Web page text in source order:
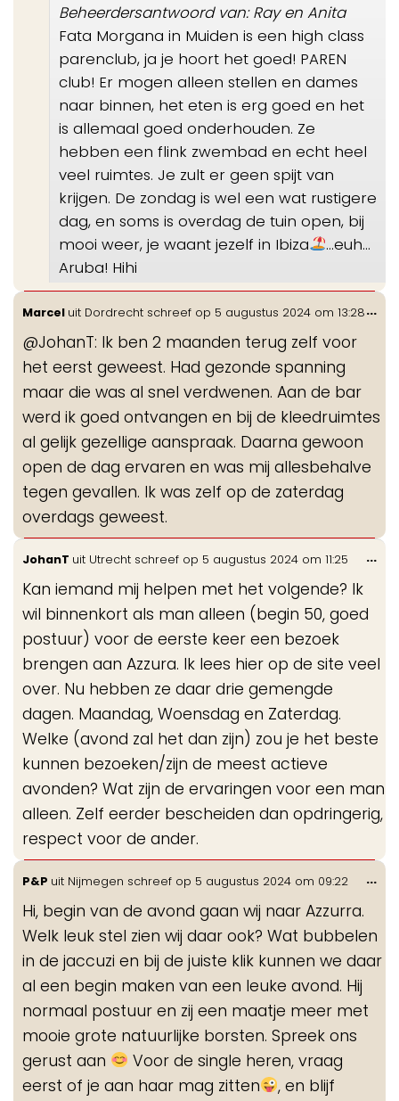
Beheerdersantwoord van: Ray en Anita
Fata Morgana in Muiden is een high class
parenclub, ja je hoort het goed! PAREN
club! Er mogen alleen stellen en dames
naar binnen, het eten is erg goed en het
is allemaal goed onderhouden. Ze
hebben een flink zwembad en echt heel
veel ruimtes. Je zult er geen spijt van
krijgen. De zondag is wel een wat rustigere
dag, en soms is overdag de tuin open, bij
mooi weer, je waant jezelf in Ibiza
…euh…
Aruba! Hihi
Marcel uit Dordrecht schreef op 5 augustus 2024 om 13:28
@JohanT: Ik ben 2 maanden terug zelf voor
het eerst geweest. Had gezonde spanning
maar die was al snel verdwenen. Aan de bar
werd ik goed ontvangen en bij de kleedruimtes
al gelijk gezellige aanspraak. Daarna gewoon
open de dag ervaren en was mij allesbehalve
tegen gevallen. Ik was zelf op de zaterdag
overdags geweest.
...
JohanT uit Utrecht schreef op 5 augustus 2024 om 11:25
Kan iemand mij helpen met het volgende? Ik
wil binnenkort als man alleen (begin 50, goed
postuur) voor de eerste keer een bezoek
brengen aan Azzura. Ik lees hier op de site veel
over. Nu hebben ze daar drie gemengde
dagen. Maandag, Woensdag en Zaterdag.
Welke (avond zal het dan zijn) zou je het beste
kunnen bezoeken/zijn de meest actieve
avonden? Wat zijn de ervaringen voor een man
alleen. Zelf eerder bescheiden dan opdringerig,
respect voor de ander.
...
P&P uit Nijmegen schreef op 5 augustus 2024 om 09:22
Hi, begin van de avond gaan wij naar Azzurra.
Welk leuk stel zien wij daar ook? Wat bubbelen
in de jaccuzi en bij de juiste klik kunnen we daar
al een begin maken van een leuke avond. Hij
normaal postuur en zij een maatje meer met
mooie grote natuurlijke borsten. Spreek ons
gerust aan
Voor de single heren, vraag
eerst of je aan haar mag zitten
, en blijf
...